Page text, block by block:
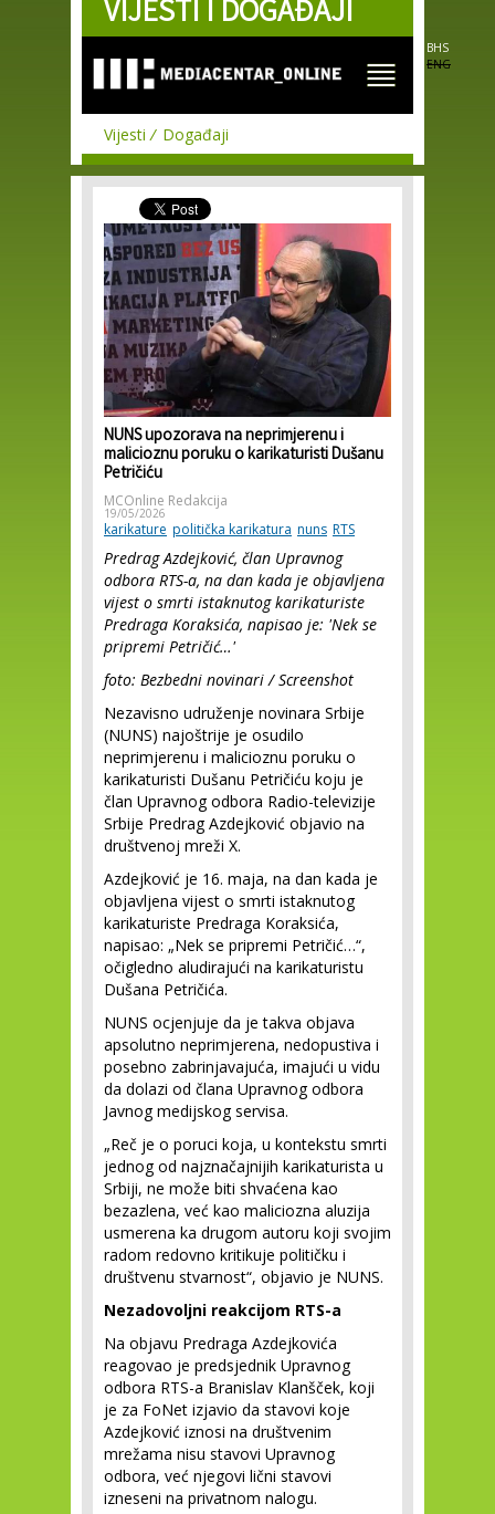
Skip to
main
VIJESTI I DOGAĐAJI
BHS
ENG
Vijesti Događaji
NUNS upozorava na neprimjerenu i
malicioznu poruku o karikaturisti Dušanu
Petričiću
MCOnline Redakcija
19/05/2026
karikature politička karikatura nuns RTS
Predrag Azdejković, član Upravnog
odbora RTS-a, na dan kada je objavljena
vijest o smrti istaknutog karikaturiste
Predraga Koraksića, napisao je: 'Nek se
pripremi Petričić…'
foto: Bezbedni novinari / Screenshot
Nezavisno udruženje novinara Srbije
(NUNS) najoštrije je osudilo
neprimjerenu i malicioznu poruku o
karikaturisti Dušanu Petričiću koju je
član Upravnog odbora Radio-televizije
Srbije Predrag Azdejković objavio na
društvenoj mreži X.
Azdejković je 16. maja, na dan kada je
objavljena vijest o smrti istaknutog
karikaturiste Predraga Koraksića,
napisao: „Nek se pripremi Petričić…“,
očigledno aludirajući na karikaturistu
Dušana Petričića.
NUNS ocjenjuje da je takva objava
apsolutno neprimjerena, nedopustiva i
posebno zabrinjavajuća, imajući u vidu
da dolazi od člana Upravnog odbora
Javnog medijskog servisa.
„Reč je o poruci koja, u kontekstu smrti
jednog od najznačajnijih karikaturista u
Srbiji, ne može biti shvaćena kao
bezazlena, već kao maliciozna aluzija
usmerena ka drugom autoru koji svojim
radom redovno kritikuje političku i
društvenu stvarnost“, objavio je NUNS.
Nezadovoljni reakcijom RTS-a
Na objavu Predraga Azdejkovića
reagovao je predsjednik Upravnog
odbora RTS-a Branislav Klanšček, koji
je za FoNet izjavio da stavovi koje
Azdejković iznosi na društvenim
mrežama nisu stavovi Upravnog
odbora, već njegovi lični stavovi
izneseni na privatnom nalogu.